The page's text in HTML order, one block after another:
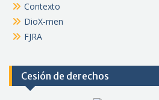
Contexto
DioX-men
FJRA
Cesión de derechos